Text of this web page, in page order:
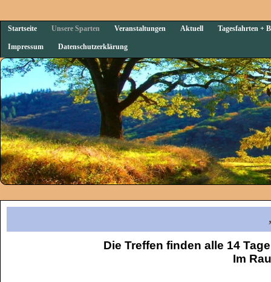
Startseite Unsere Sparten Veranstaltungen Aktuell Tagesfahrten +
Impressum Datenschutzerklärung
Die Treffen finden alle 14
Im